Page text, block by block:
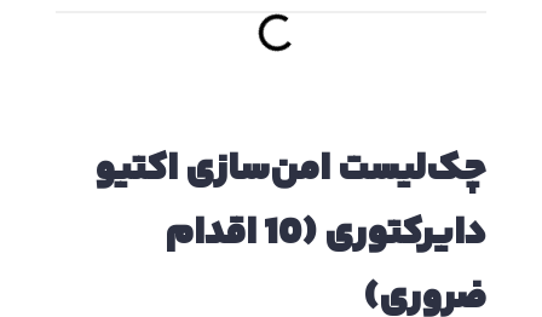
چک‌لیست امن‌سازی اکتیو
دایرکتوری (10 اقدام
ضروری)